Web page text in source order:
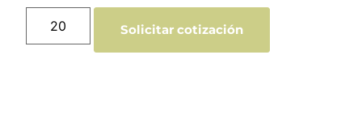
Solicitar cotización